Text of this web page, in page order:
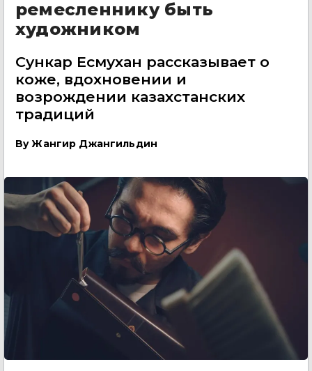
ремесленнику быть
художником
Сункар Есмухан рассказывает о
коже, вдохновении и
возрождении казахстанских
традиций
ByЖангир Джангильдин